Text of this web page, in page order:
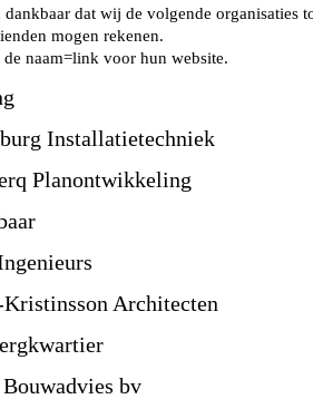
dat wij de volgende organisaties
mogen rekenen.
naam=link voor hun website.
Installatietechniek
Planontwikkeling
Kristinsson Architecten
Bouwadvies bv